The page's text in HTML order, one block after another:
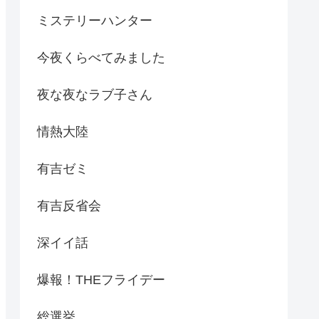
ミステリーハンター
今夜くらべてみました
夜な夜なラブ子さん
情熱大陸
有吉ゼミ
有吉反省会
深イイ話
爆報！THEフライデー